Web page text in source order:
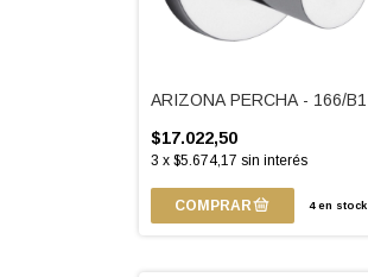
ARIZONA PERCHA - 166/B1
$17.022,50
3 x $5.674,17 sin interés
4en stock